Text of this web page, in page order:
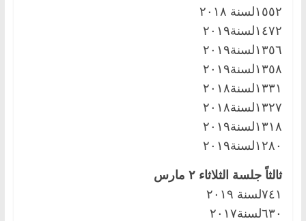
١٥٥٢لسنة ٢٠١٨
١٤٧٢لسنة٢٠١٩
١٣٥٦لسنة٢٠١٩
١٣٥٨لسنة٢٠١٩
١٣٣١لسنة٢٠١٨
١٣٢٧لسنة٢٠١٨
١٣١٨لسنة٢٠١٩
١٢٨٠لسنة٢٠١٩
ثالثاً جلسة الثلاثاء ٢ مارس
٧٤١لسنة ٢٠١٩
٦٣٠لسنة٢٠١٧